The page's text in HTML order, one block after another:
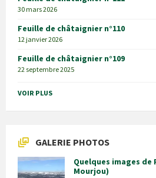
30 mars 2026
Feuille de châtaignier n°110
12 janvier 2026
Feuille de châtaignier n°109
22 septembre 2025
VOIR PLUS
GALERIE PHOTOS
Quelques images
Mourjou)